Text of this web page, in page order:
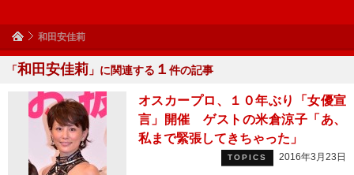
和田安佳莉
「和田安佳莉 」に関連する １ 件の記事
オスカープロ、１０年ぶり「女優宣
言」開催 ゲストの米倉涼子「あ、
私まで緊張してきちゃった」
TOPICS 2016年3月23日